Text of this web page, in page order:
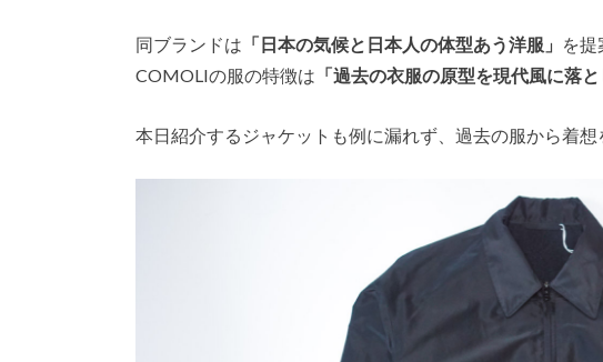
同ブランドは 「日本の気候と日本人の体型あう洋服」 を
COMOLIの服の特徴は 「過去の衣服の原型を現代風に落と
本日紹介するジャケットも例に漏れず、過去の服から着想